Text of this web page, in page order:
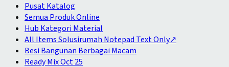
Pusat Katalog
Semua Produk Online
Hub Kategori Material
All Items Solusirumah Notepad Text Only↗
Besi Bangunan Berbagai Macam
Ready Mix Oct 25